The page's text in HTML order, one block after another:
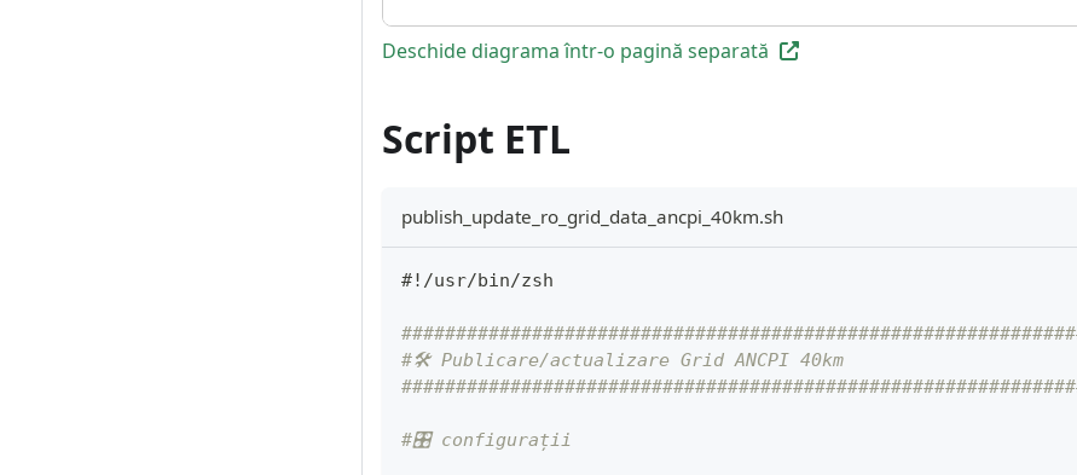
Deschide diagrama într-o pagină separată
Script ETL
publish_update_ro_grid_data_ancpi_40km.sh
#!/usr/bin/zsh
#🛠 Publicare/actualizare Grid ANCPI 40km
#🎛 configurații